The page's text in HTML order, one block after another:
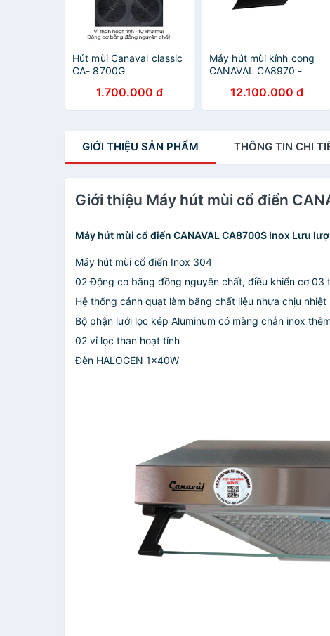
Hút mùi Canaval classic
CA- 8700G
1.700.000 đ
Máy hút mùi kính cong
CANAVAL CA8970 -
12.100.000 đ
GIỚI THIỆU SẢN PHẨM THÔNG TIN CHI
Giới thiệu Máy hút mùi cổ điển
Máy hút mùi cổ điển CANAVAL CA8700S Inox Lưu
Máy hút mùi cổ điển Inox 304
02 Động cơ bằng đồng nguyên chất, điều khiển cơ 03
Hệ thống cánh quạt làm bằng chất liệu nhựa chịu nhiệt
Bộ phận lưới lọc kép Aluminum có màng chắn inox
02 vỉ lọc than hoạt tính
Đèn HALOGEN 1×40W